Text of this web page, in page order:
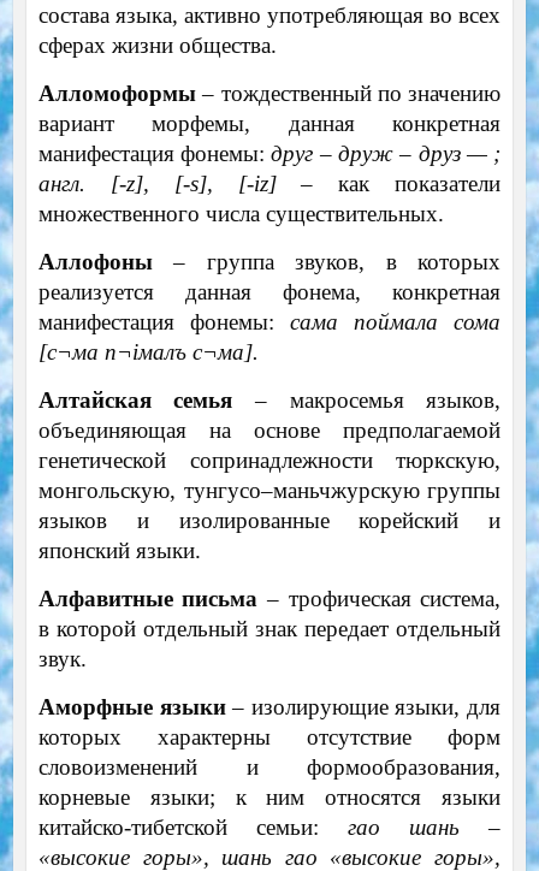
состава языка, активно употребляющая во всех
сферах жизни общества.
Алломоформы– тождественный по значению
вариант морфемы, данная конкретная
манифестация фонемы:друг – друж – друз — ;
англ. [-z], [-s], [-iz]– как показатели
множественного числа существительных.
Аллофоны– группа звуков, в которых
реализуется данная фонема, конкретная
манифестация фонемы: сама поймала сома
[с¬ма п¬iмалъс¬ма].
Алтайская семья – макросемья языков,
объединяющая на основе предполагаемой
генетической сопринадлежности тюркскую,
монгольскую, тунгусо–маньчжурскую группы
языков и изолированные корейский и
японский языки.
Алфавитные письма – трофическая система,
в которой отдельный знак передает отдельный
звук.
Аморфные языки– изолирующие языки, для
которых характерны отсутствие форм
словоизменений и формообразования,
корневые языки; к ним относятся языки
китайско-тибетской семьи: гао шань –
«высокие горы», шань гао «высокие горы»,